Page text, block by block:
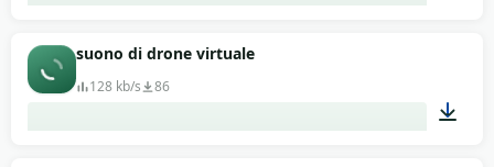
suono di drone virtuale
128 kb/s 86